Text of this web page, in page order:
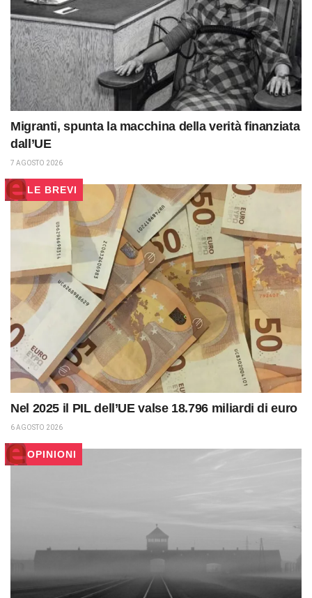
Migranti, spunta la macchina della verità finanziata
dall’UE
7 AGOSTO 2026
LE BREVI
Nel 2025 il PIL dell’UE valse 18.796 miliardi di euro
6 AGOSTO 2026
OPINIONI